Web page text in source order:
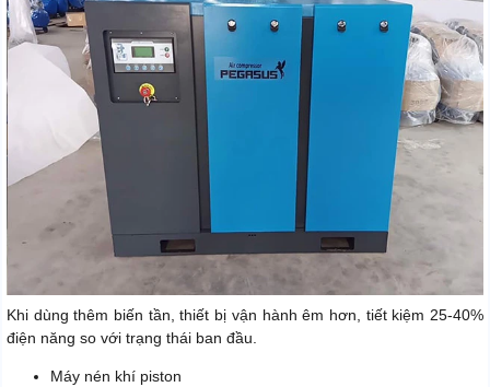
Khi dùng thêm biến tần, thiết bị vận hành êm hơn, tiết kiệm 25-40%
điện năng so với trạng thái ban đầu.
Máy nén khí piston